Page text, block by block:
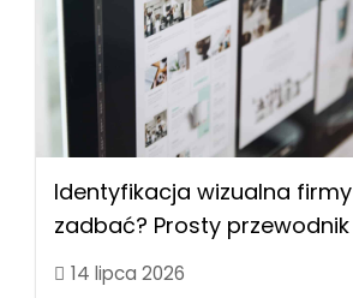
Identyfikacja wizualna
zadbać? Prosty przewodnik
14 lipca 2026